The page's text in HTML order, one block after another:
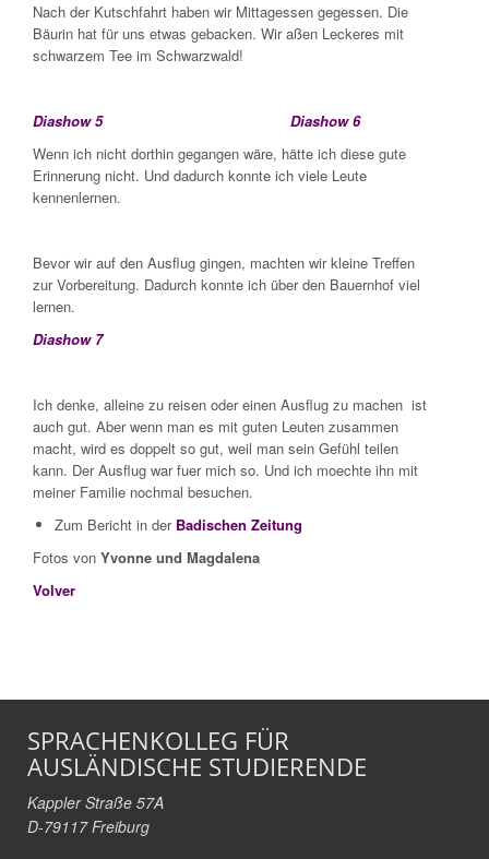
Nach der Kutschfahrt haben wir Mittagessen gegessen. Die
Bäurin hat für uns etwas gebacken. Wir aßen Leckeres mit
schwarzem Tee im Schwarzwald!
Diashow 5
Diashow 6
Wenn ich nicht dorthin gegangen wäre, hätte ich diese gute
Erinnerung nicht. Und dadurch konnte ich viele Leute
kennenlernen.
Bevor wir auf den Ausflug gingen, machten wir kleine Treffen
zur Vorbereitung. Dadurch konnte ich über den Bauernhof viel
lernen.
Diashow 7
Ich denke, alleine zu reisen oder einen Ausflug zu machen ist
auch gut. Aber wenn man es mit guten Leuten zusammen
macht, wird es doppelt so gut, weil man sein Gefühl teilen
kann. Der Ausflug war fuer mich so. Und ich moechte ihn mit
meiner Familie nochmal besuchen.
Zum Bericht in der Badischen Zeitung
Fotos von Yvonne und Magdalena
Volver
SPRACHENKOLLEG FÜR
AUSLÄNDISCHE STUDIERENDE
Kappler Straße 57A
D-79117 Freiburg